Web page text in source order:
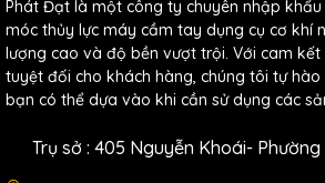
Phát Đạt là một công ty chuyên nhập
móc thủy lực máy cầm tay dụng cụ cơ khí
lượng cao và độ bền vượt trội. Với cam
tuyệt đối cho khách hàng, chúng tôi tự
bạn có thể dựa vào khi cần sử dụng các
Trụ sở : 405 Nguyễn Khoái-